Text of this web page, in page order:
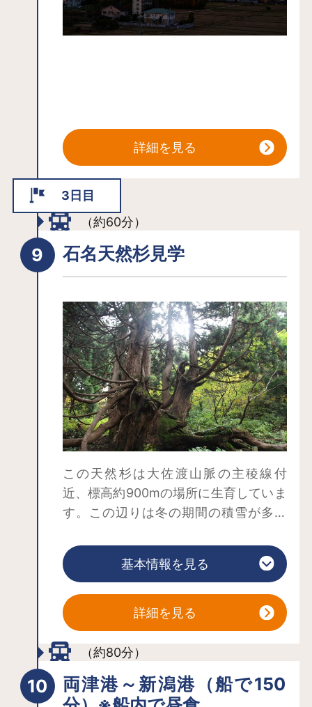
詳細を見る
3日目
（約60分）
石名天然杉見学
この天然杉は大佐渡山脈の主稜線付
近、標高約900mの場所に生育していま
す。この辺りは冬の期間の積雪が多く
杉が多く残っています。成長も非常に
遅く、中には樹齢300年を超える樹齢の
ものもあると言われています。
周囲の整備された遊歩道は、起伏が少
なく初心者でも安心して入山できるコ
ースとなっています。
基本情報を見る
詳細を見る
（約80分）
両津港～新潟港（船で150